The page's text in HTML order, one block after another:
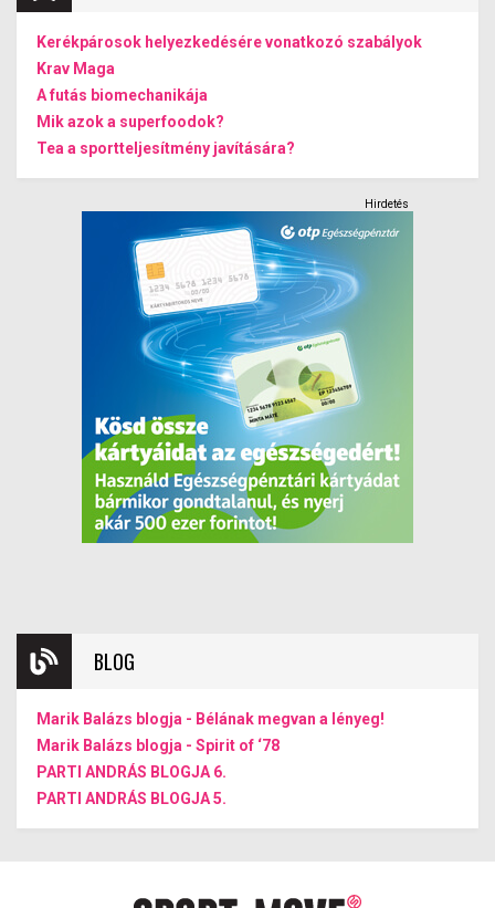
Kerékpárosok helyezkedésére vonatkozó szabályok
Krav Maga
A futás biomechanikája
Mik azok a superfoodok?
Tea a sportteljesítmény javítására?
Hirdetés
BLOG
Marik Balázs blogja - Bélának megvan a lényeg!
Marik Balázs blogja - Spirit of ‘78
PARTI ANDRÁS BLOGJA 6.
PARTI ANDRÁS BLOGJA 5.